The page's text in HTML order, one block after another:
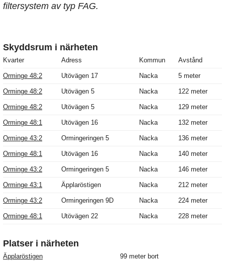
filtersystem av typ FAG.
Skyddsrum i närheten
Kvarter Adress Kommun Avstånd
Orminge 48:2 Utövägen 17 Nacka 5 meter
Orminge 48:2 Utövägen 5 Nacka 122 meter
Orminge 48:2 Utövägen 5 Nacka 129 meter
Orminge 48:1 Utövägen 16 Nacka 132 meter
Orminge 43:2 Ormingeringen 5 Nacka 136 meter
Orminge 48:1 Utövägen 16 Nacka 140 meter
Orminge 43:2 Ormingeringen 5 Nacka 146 meter
Orminge 43:1 Äpplaröstigen Nacka 212 meter
Orminge 43:2 Ormingeringen 9D Nacka 224 meter
Orminge 48:1 Utövägen 22 Nacka 228 meter
Platser i närheten
Äpplaröstigen 99 meter bort